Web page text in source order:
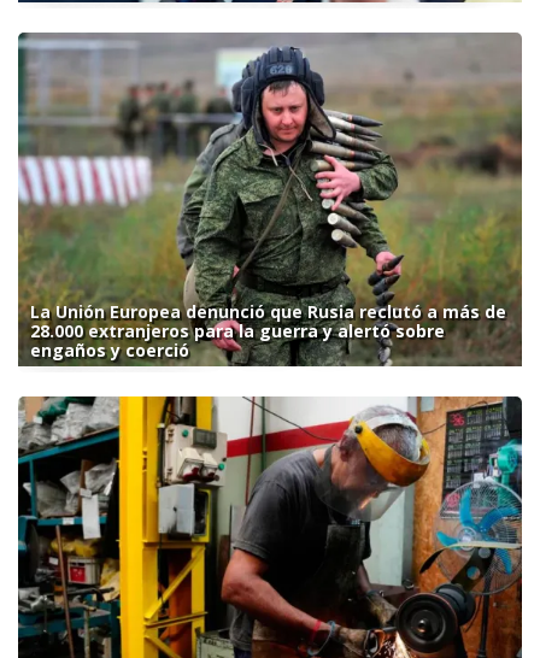
La Unión Europea denunció que Rusia reclutó a más de
28.000 extranjeros para la guerra y alertó sobre
engaños y coerció